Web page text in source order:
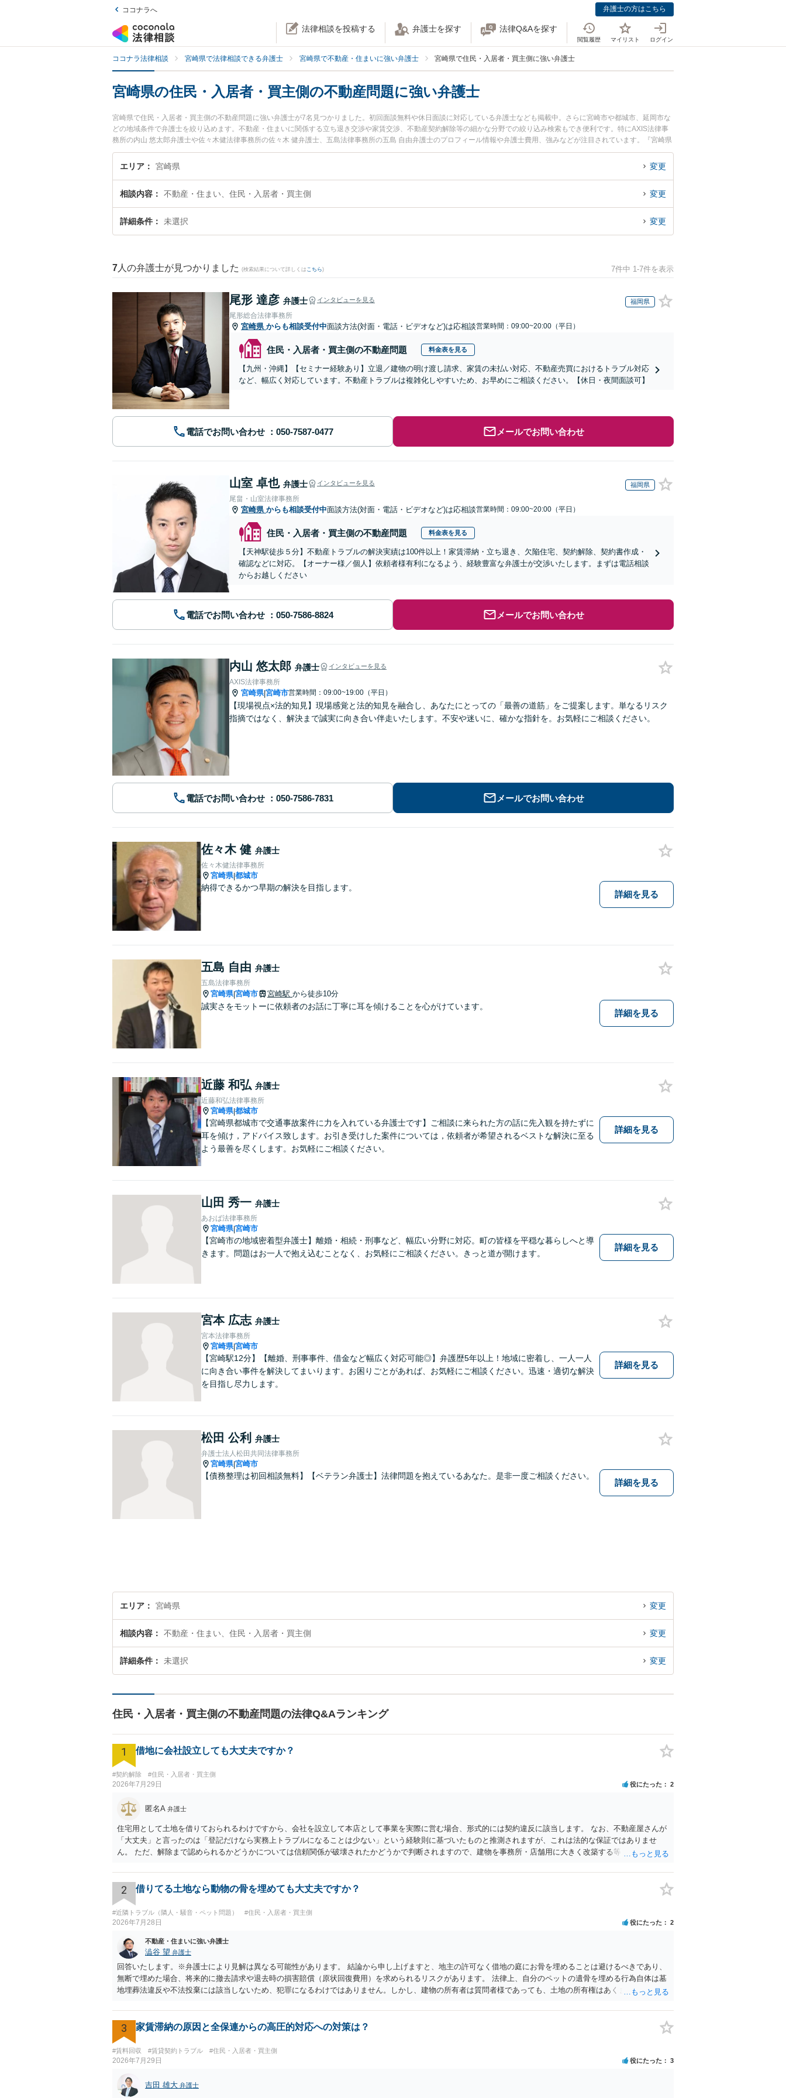
ココナラへ 弁護士の方はこちら
法律相談を投稿する 弁護士を探す 法律Q&Aを探す
閲覧履歴 マイリスト ログイン
ココナラ法律相談 宮崎県で法律相談できる弁護士 宮崎県で不動産・住まいに強い弁護士 宮崎県で住民・入居者・買主側に強い弁護士
宮崎県の住民・入居者・買主側の不動産問題に強い弁護士
宮崎県で住民・入居者・買主側の不動産問題に強い弁護士が7名見つかりました。初回面談無料や休日面談に対応している弁護士なども掲載中。さらに宮崎市や都城市、延岡市な
どの地域条件で弁護士を絞り込めます。不動産・住まいに関係する立ち退き交渉や家賃交渉、不動産契約解除等の細かな分野での絞り込み検索もでき便利です。特にAXIS法律事
務所の内山 悠太郎弁護士や佐々木健法律事務所の佐々木 健弁護士、五島法律事務所の五島 自由弁護士のプロフィール情報や弁護士費用、強みなどが注目されています。『宮崎県
で土日や夜間に発生した住民・入居者・買主側の不動産問題のトラブルを今すぐに弁護士に相談したい』『住民・入居者・買主側の不動産問題のトラブル解決の実績豊富な近くの
弁護士を検索したい』『初回相談無料で住民・入居者・買主側の不動産問題を法律相談できる宮崎県内の弁護士に相談予約したい』などでお困りの相談者さんにおすすめです。
エリア 宮崎県 変更
相談内容 不動産・住まい、住民・入居者・買主側 変更
詳細条件 未選択 変更
7 人の弁護士が見つかりました (検索結果について詳しくは こちら) 7件中 1-7件を表示
尾形 達彦 弁護士 インタビューを見る 福岡県
尾形総合法律事務所
宮崎県 からも相談受付中面談方法(対面・電話・ビデオなど)は応相談営業時間：09:00~20:00（平日）
住民・入居者・買主側の不動産問題 料金表を見る
【九州・沖縄】【セミナー経験あり】立退／建物の明け渡し請求、家賃の未払い対応、不動産売買におけるトラブル対応
など、幅広く対応しています。不動産トラブルは複雑化しやすいため、お早めにご相談ください。【休日・夜間面談可】
電話でお問い合わせ メールでお問い合わせ
山室 卓也 弁護士 インタビューを見る 福岡県
尾畠・山室法律事務所
宮崎県 からも相談受付中面談方法(対面・電話・ビデオなど)は応相談営業時間：09:00~20:00（平日）
住民・入居者・買主側の不動産問題 料金表を見る
【天神駅徒歩５分】不動産トラブルの解決実績は100件以上！家賃滞納・立ち退き、欠陥住宅、契約解除、契約書作成・
確認などに対応。【オーナー様／個人】依頼者様有利になるよう、経験豊富な弁護士が交渉いたします。まずは電話相談
からお越しください
電話でお問い合わせ メールでお問い合わせ
内山 悠太郎 弁護士 インタビューを見る
AXIS法律事務所
宮崎県|宮崎市営業時間：09:00~19:00（平日）
【現場視点×法的知見】現場感覚と法的知見を融合し、あなたにとっての「最善の道筋」をご提案します。単なるリスク
指摘ではなく、解決まで誠実に向き合い伴走いたします。不安や迷いに、確かな指針を。お気軽にご相談ください。
電話でお問い合わせ メールでお問い合わせ
佐々木 健 弁護士
佐々木健法律事務所
宮崎県|都城市
納得できるかつ早期の解決を目指します。
詳細を見る
五島 自由 弁護士
五島法律事務所
宮崎県|宮崎市 宮崎駅 から徒歩10分
誠実さをモットーに依頼者のお話に丁寧に耳を傾けることを心がけています。
詳細を見る
近藤 和弘 弁護士
近藤和弘法律事務所
宮崎県|都城市
【宮崎県都城市で交通事故案件に力を入れている弁護士です】ご相談に来られた方の話に先入観を持たずに
耳を傾け，アドバイス致します。お引き受けした案件については，依頼者が希望されるベストな解決に至る
よう最善を尽くします。お気軽にご相談ください。
詳細を見る
山田 秀一 弁護士
あおば法律事務所
宮崎県|宮崎市
【宮崎市の地域密着型弁護士】離婚・相続・刑事など、幅広い分野に対応。町の皆様を平穏な暮らしへと導
きます。問題はお一人で抱え込むことなく、お気軽にご相談ください。きっと道が開けます。
詳細を見る
宮本 広志 弁護士
宮本法律事務所
宮崎県|宮崎市
【宮崎駅12分】【離婚、刑事事件、借金など幅広く対応可能◎】弁護歴5年以上！地域に密着し、一人一人
に向き合い事件を解決してまいります。お困りごとがあれば、お気軽にご相談ください。迅速・適切な解決
を目指し尽力します。
詳細を見る
松田 公利 弁護士
弁護士法人松田共同法律事務所
宮崎県|宮崎市
【債務整理は初回相談無料】【ベテラン弁護士】法律問題を抱えているあなた。是非一度ご相談ください。
詳細を見る
エリア 宮崎県 変更
相談内容 不動産・住まい、住民・入居者・買主側 変更
詳細条件 未選択 変更
住民・入居者・買主側の不動産問題の法律Q&Aランキング
1 借地に会社設立しても大丈夫ですか？
#契約解除 #住民・入居者・買主側
2026年7月29日 役にたった 2
匿名A 弁護士
住宅用として土地を借りておられるわけですから、会社を設立して本店として事業を実際に営む場合、形式的には契約違反に該当します。 なお、不動産屋さんが
「大丈夫」と言ったのは「登記だけなら実務上トラブルになることは少ない」という経験則に基づいたものと推測されますが、これは法的な保証ではありませ
ん。 ただ、解除まで認められるかどうかについては信頼関係が破壊されたかどうかで判断されますので、建物を事務所・店舗用に大きく改築する等までなさらな
を迫る材料に使ったりする可能性は否定できません。
2 借りてる土地なら動物の骨を埋めても大丈夫ですか？
#近隣トラブル（隣人・騒音・ペット問題） #住民・入居者・買主側
2026年7月28日 役にたった 2
不動産・住まいに強い弁護士
澁谷 望 弁護士
回答いたします。※弁護士により見解は異なる可能性があります。 結論から申し上げますと、地主の許可なく借地の庭にお骨を埋めることは避けるべきであり、
無断で埋めた場合、将来的に撤去請求や退去時の損害賠償（原状回復費用）を求められるリスクがあります。 法律上、自分のペットの遺骨を埋める行為自体は墓
地埋葬法違反や不法投棄には該当しないため、犯罪になるわけではありません。しかし、建物の所有者は質問者様であっても、土地の所有権はあくまで地主にあ
す。 どうしてもお近くで供養されたい場合は、事前に地主へ相談して許可を得るか、土地に直接埋めずに大きめの鉢植え等で供養する「プランター葬」や、ペッ
ト霊園等への納骨を検討されるのが確実かと思います。
3 家賃滞納の原因と全保連からの高圧的対応への対策は？
#賃料回収 #賃貸契約トラブル #住民・入居者・買主側
2026年7月29日 役にたった 3
吉田 雄大 弁護士